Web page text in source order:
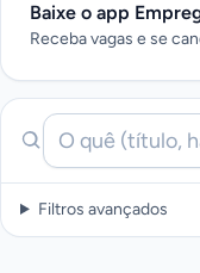
Baixe o app
Receba vagas e se
Filtros avançados